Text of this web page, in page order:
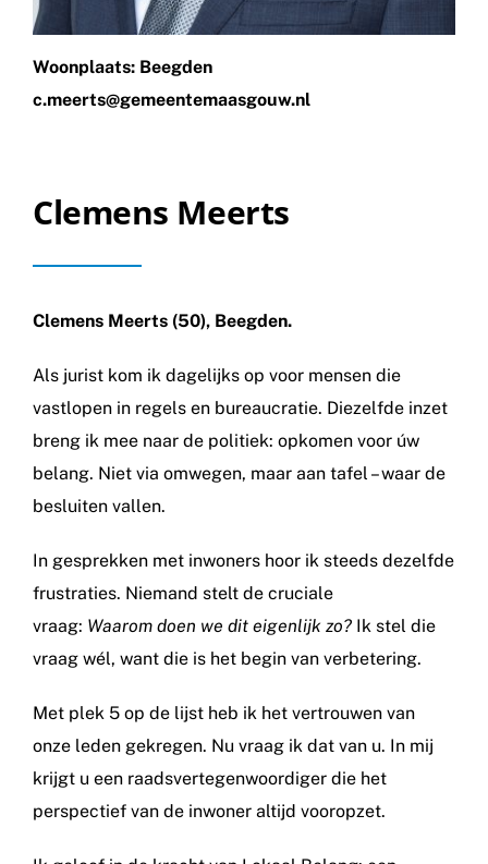
Woonplaats: Beegden
c.meerts@gemeentemaasgouw.nl
Clemens Meerts
Clemens Meerts (50), Beegden.
Als jurist kom ik dagelijks op voor mensen die
vastlopen in regels en bureaucratie. Diezelfde inzet
breng ik mee naar de politiek: opkomen voor úw
belang. Niet via omwegen, maar aan tafel – waar de
besluiten vallen.
In gesprekken met inwoners hoor ik steeds dezelfde
frustraties. Niemand stelt de cruciale
vraag: Waarom doen we dit eigenlijk zo? Ik stel die
vraag wél, want die is het begin van verbetering.
Met plek 5 op de lijst heb ik het vertrouwen van
onze leden gekregen. Nu vraag ik dat van u. In mij
krijgt u een raadsvertegenwoordiger die het
perspectief van de inwoner altijd vooropzet.